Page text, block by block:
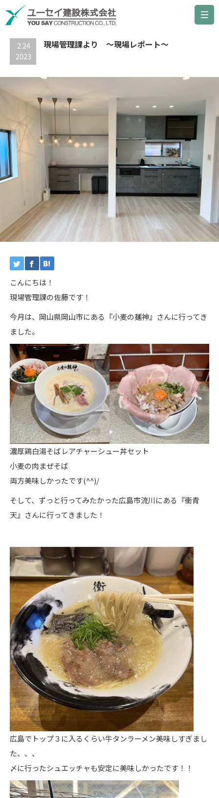
最新の記事
2.24
2023
現場管理課より ～現場レポート～
こんにちは！
現場管理課の佐藤です！
今月は、岡山県岡山市にある『小麦の麺神』さんに行ってき
ました。
濃厚鶏白湯そばレアチャーシュー丼セット
小麦の肉まぜそば
両方美味しかったです(^^)/
そして、ずっと行ってみたかった広島市流川にある『衝青
天』さんに行ってきました！
広島でトップ３に入るくらい牛タンラーメン美味しすぎまし
た、、、
〆に行ったシュエッチャも安定に美味しかったです！！